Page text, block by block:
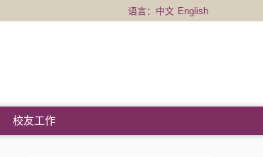
语言： 中文 English
校友工作